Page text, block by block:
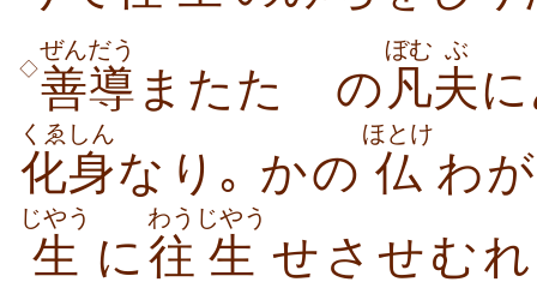
◇善導
ぜんだう
またたゞの 凡
ぼむ
夫
ぶ
化身
くゑしん
なり｡ かの 仏
ほとけ
わが
生
じやう
に往
わう
生
じやう
せさせむ